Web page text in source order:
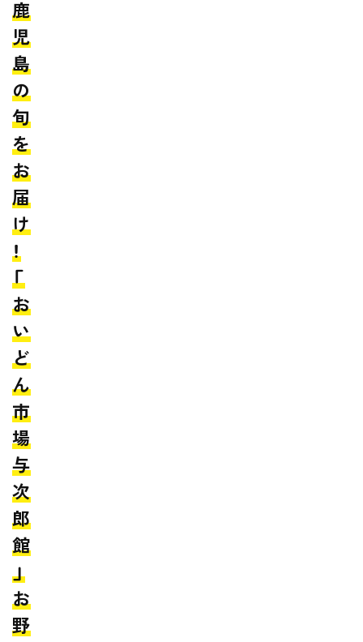
鹿
児
島
の
旬
を
お
届
け
！
「
お
い
ど
ん
市
場
与
次
郎
館
」
お
野